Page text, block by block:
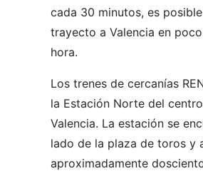
cada 30 minutos, es
trayecto a Valencia en
hora.
Los trenes de cercanías
la Estación Norte del
Valencia. La estación se
lado de la plaza de toros y
aproximadamente